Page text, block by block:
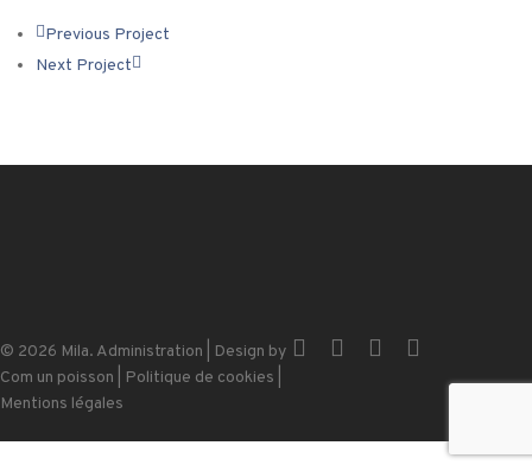
Previous Project
Next Project
© 2026 Mila. Administration | Design by
Com un poisson
Politique de cookies
Mentions légales
x-
facebookinstagram
email